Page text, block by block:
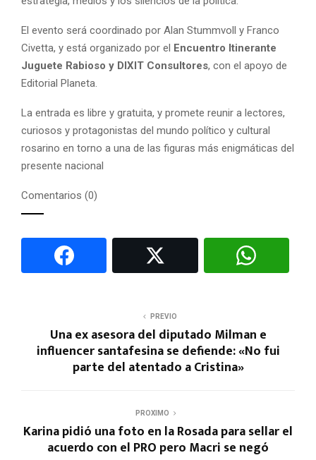
El evento será coordinado por Alan Stummvoll y Franco
Civetta, y está organizado por el Encuentro Itinerante
Juguete Rabioso y DIXIT Consultores, con el apoyo de
Editorial Planeta.
La entrada es libre y gratuita, y promete reunir a lectores,
curiosos y protagonistas del mundo político y cultural
rosarino en torno a una de las figuras más enigmáticas del
presente nacional
Comentarios (0)
PREVIO
Una ex asesora del diputado Milman e
influencer santafesina se defiende: «No fui
parte del atentado a Cristina»
PROXIMO
Karina pidió una foto en la Rosada para sellar el
acuerdo con el PRO pero Macri se negó